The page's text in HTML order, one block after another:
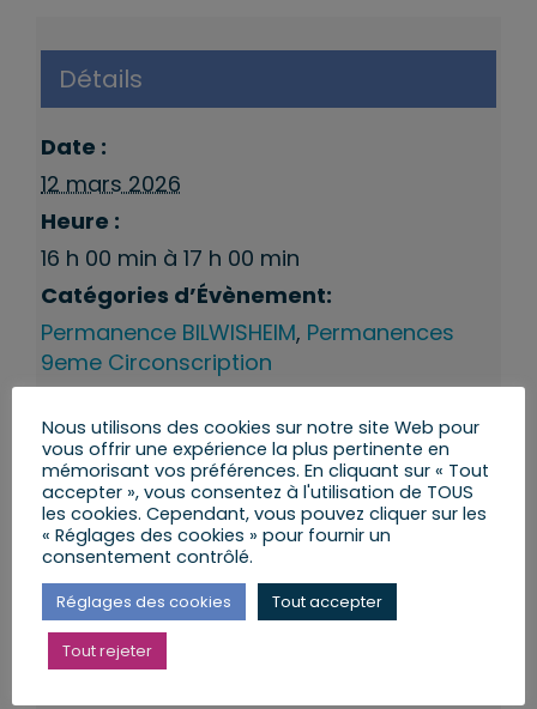
Détails
Date :
12 mars 2026
Heure :
16 h 00 min à 17 h 00 min
Catégories d’Évènement:
Permanence BILWISHEIM, Permanences
9eme Circonscription
Nous utilisons des cookies sur notre site Web pour
vous offrir une expérience la plus pertinente en
mémorisant vos préférences. En cliquant sur « Tout
accepter », vous consentez à l'utilisation de TOUS
les cookies. Cependant, vous pouvez cliquer sur les
« Réglages des cookies » pour fournir un
consentement contrôlé.
Réglages des cookies Tout accepter
Tout rejeter